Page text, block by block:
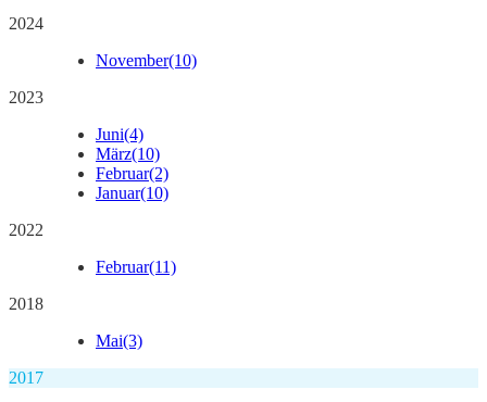
2024
November(10)
2023
Juni(4)
März(10)
Februar(2)
Januar(10)
2022
Februar(11)
2018
Mai(3)
2017